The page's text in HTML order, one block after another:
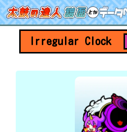
Irregular Clock